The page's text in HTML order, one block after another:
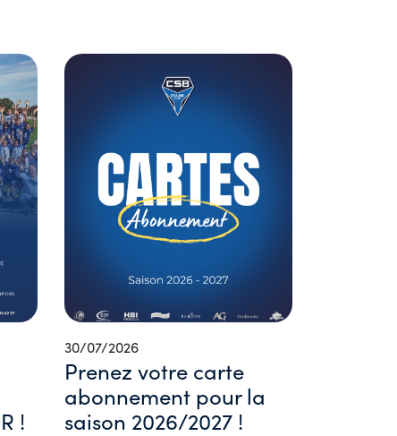
!
30/07/2026
Prenez votre carte
abonnement pour la
saison 2026/2027 !